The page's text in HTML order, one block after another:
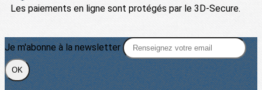
Les paiements en ligne sont protégés par le 3D-Secure.
Je m'abonne à la newsletter
OK